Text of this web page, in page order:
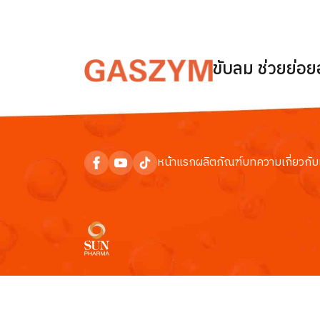
ขับลม ช่วยย่อ
หน้าแรกผลิตภัณฑ์บทความเกี่ยวกับ